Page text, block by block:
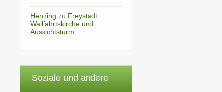
Henning zu Freystadt:
Wallfahrtskirche und
Aussichtsturm
Soziale und andere